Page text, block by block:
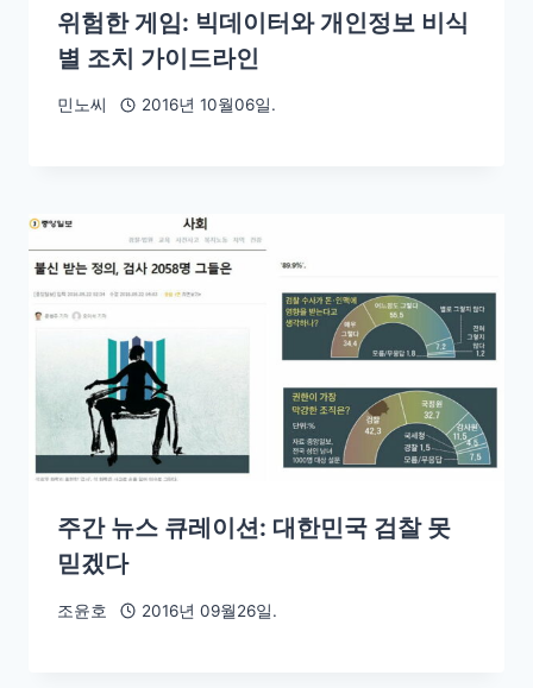
위험한 게임: 빅데이터와 개인정보 비식
별 조치 가이드라인
민노씨 2016년 10월06일.
주간 뉴스 큐레이션: 대한민국 검찰 못
믿겠다
조윤호 2016년 09월26일.